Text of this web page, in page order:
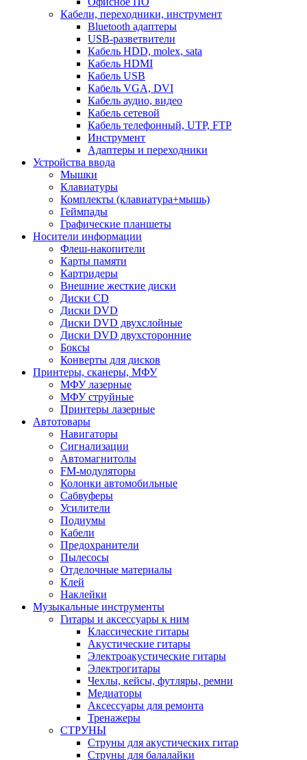
Кабели, переходники, инструмент
Bluetooth адаптеры
USB-разветвители
Кабель HDD, molex, sata
Кабель HDMI
Кабель USB
Кабель VGA, DVI
Кабель аудио, видео
Кабель сетевой
Кабель телефонный, UTP, FTP
Инструмент
Адаптеры и переходники
Устройства ввода
Мышки
Клавиатуры
Комплекты (клавиатура+мышь)
Геймпады
Графические планшеты
Носители информации
Флеш-накопители
Карты памяти
Картридеры
Внешние жесткие диски
Диски CD
Диски DVD
Диски DVD двухслойные
Диски DVD двухсторонние
Боксы
Конверты для дисков
Принтеры, сканеры, МФУ
МФУ лазерные
МФУ струйные
Принтеры лазерные
Автотовары
Навигаторы
Сигнализации
Автомагнитолы
FM-модуляторы
Колонки автомобильные
Сабвуферы
Усилители
Подиумы
Кабели
Предохранители
Пылесосы
Отделочные материалы
Клей
Наклейки
Музыкальные инструменты
Гитары и аксессуары к ним
Классические гитары
Акустические гитары
Электроакустические гитары
Электрогитары
Чехлы, кейсы, футляры, ремни
Медиаторы
Аксессуары для ремонта
Тренажеры
СТРУНЫ
Струны для акустических гитар
Струны для балалайки